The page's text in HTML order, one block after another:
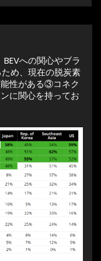
への関心やブラ
め、現在の脱炭素
性がある③コネク
に関心を持ってお